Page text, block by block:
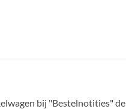
bij "Bestelnotities" de